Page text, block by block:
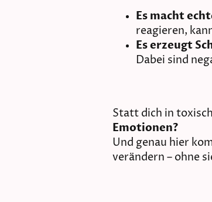
Es macht
reagieren,
Es erzeugt
Dabei sind
Statt dich in
Emotionen?
Und genau hier
verändern – ohne